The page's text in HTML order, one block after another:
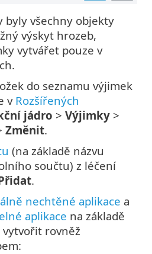
byly všechny objekty
výskyt hrozeb,
vytvářet pouze v
do seznamu výjimek
v Rozšířených
jádro > Výjimky >
Změnit.
(na základě názvu
součtu) z léčení
.
nechtěné aplikace a
aplikace na základě
rovněž